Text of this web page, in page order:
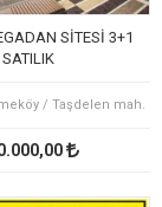
SİTESİ 3+1
SATILIK
/ Taşdelen mah.